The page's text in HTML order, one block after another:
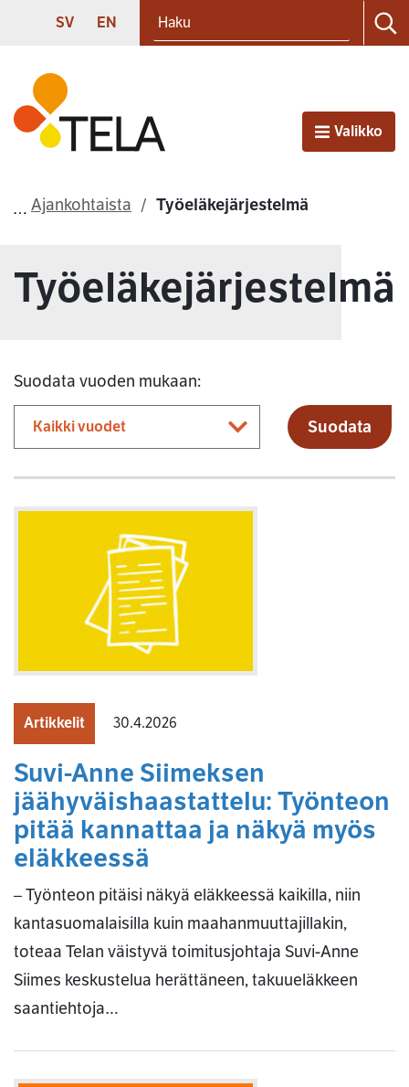
Siirry sisältöön
SVENSKA
SV ENGLISH
EN
Etusivu
AvaaValikko
Ajankohtaista Työeläkejärjestelmä
Työeläkejärjestelmä
Suodata vuoden mukaan:
Suodata
Artikkelit 30.4.2026
Suvi-Anne Siimeksen
jäähyväishaastattelu: Työnteon
pitää kannattaa ja näkyä myös
eläkkeessä
– Työnteon pitäisi näkyä eläkkeessä kaikilla, niin
kantasuomalaisilla kuin maahanmuuttajillakin,
toteaa Telan väistyvä toimitusjohtaja Suvi-Anne
Siimes keskustelua herättäneen, takuueläkkeen
saantiehtoja…